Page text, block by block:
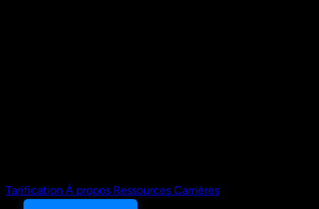
Tarification À propos Ressources Carrières